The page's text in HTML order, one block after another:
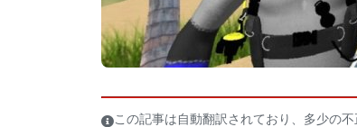
この記事は自動翻訳されており、多少の